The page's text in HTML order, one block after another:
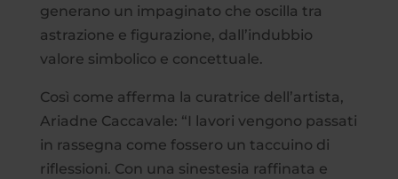
generano un impaginato che oscilla tra
astrazione e figurazione, dall’indubbio
valore simbolico e concettuale.
Così come afferma la curatrice dell’artista,
Ariadne Caccavale: “I lavori vengono passati
in rassegna come fossero un taccuino di
riflessioni. Con una sinestesia raffinata e